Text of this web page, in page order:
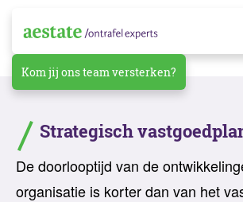
Kom jij ons team versterken?
Strategisch
De doorlooptijd van de
organisatie is korter dan van het